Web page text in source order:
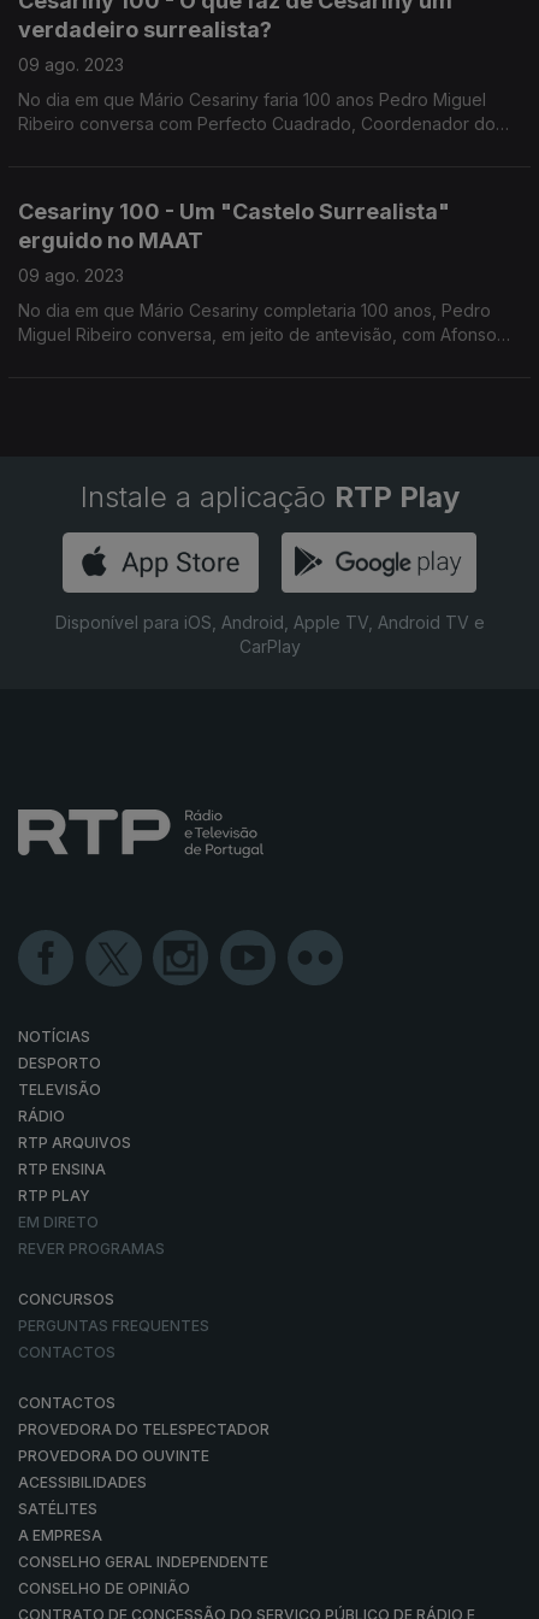
verdadeiro surrealista?
09 ago. 2023
No dia em que Mário Cesariny faria 100 anos Pedro Miguel
Ribeiro conversa com Perfecto Cuadrado, Coordenador do
Cesariny 100 - Um "Castelo Surrealista"
erguido no MAAT
09 ago. 2023
No dia em que Mário Cesariny completaria 100 anos, Pedro
Miguel Ribeiro conversa, em jeito de antevisão, com Afonso
Instale a aplicação RTP Play
Disponível para iOS, Android, Apple TV, Android TV e
CarPlay
NOTÍCIAS
DESPORTO
TELEVISÃO
RÁDIO
RTP ARQUIVOS
RTP ENSINA
RTP PLAY
EM DIRETO
REVER PROGRAMAS
CONCURSOS
PERGUNTAS FREQUENTES
CONTACTOS
CONTACTOS
PROVEDORA DO TELESPECTADOR
PROVEDORA DO OUVINTE
ACESSIBILIDADES
SATÉLITES
A EMPRESA
CONSELHO GERAL INDEPENDENTE
CONSELHO DE OPINIÃO
CONTRATO DE CONCESSÃO DO SERVIÇO PÚBLICO DE RÁDIO E